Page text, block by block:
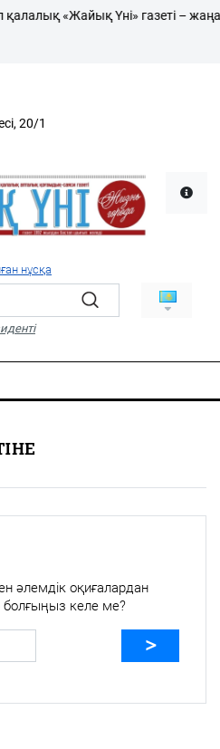
(Фрунзе)
«Жайық Үні» газеті –
20/1
нұсқа
әлемдік оқиғалардан
болғыңыз келе ме?